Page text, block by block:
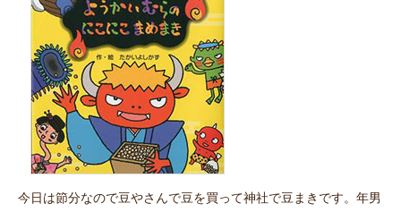
今日は節分なので豆やさんで豆を買って神社で豆まきです。年男